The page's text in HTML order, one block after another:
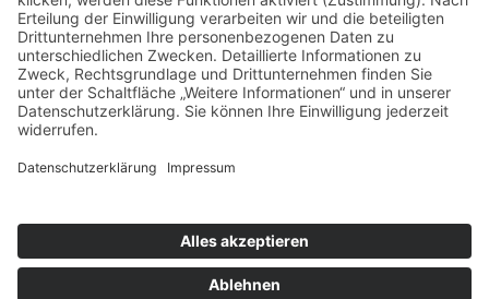
ÜBER UNS
KIEL LOKAL
Carsten Frahm Verlag, Inhaber Carsten Frahm
24113 Kiel
Kontaktieren Sie uns:redaktion@kiellokal.de